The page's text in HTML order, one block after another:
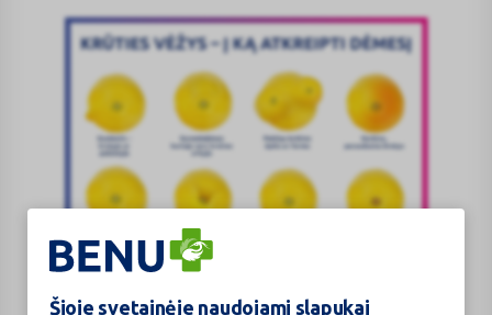
Šioje svetainėje naudojami slapukai